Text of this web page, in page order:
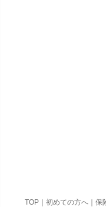
TOP 初めての方へ 保